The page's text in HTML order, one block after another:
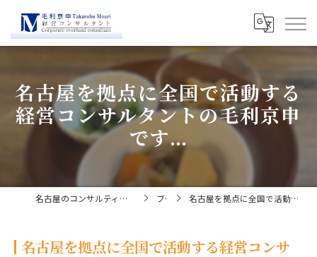
名古屋を拠点に全国で活動する
経営コンサルタントの毛利京申
です...
名古屋のコンサルティングなら経営コンサルタント毛利京申 ブログ 名古屋を拠点に全国で活動する経営コンサルタントの毛利京申です...
名古屋を拠点に全国で活動する経営コンサ